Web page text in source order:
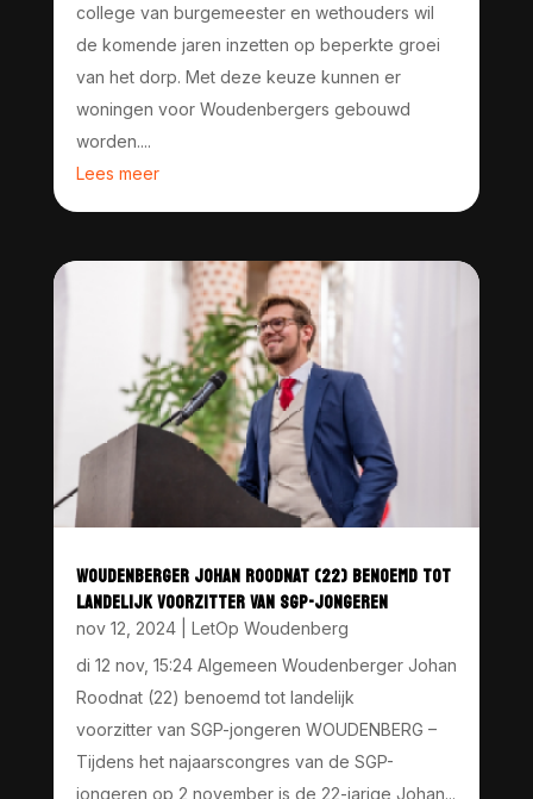
college van burgemeester en wethouders wil
de komende jaren inzetten op beperkte groei
van het dorp. Met deze keuze kunnen er
woningen voor Woudenbergers gebouwd
worden....
Lees meer
WOUDENBERGER JOHAN ROODNAT (22) BENOEMD TOT
LANDELIJK VOORZITTER VAN SGP-JONGEREN
nov 12, 2024| LetOp Woudenberg
di 12 nov, 15:24 Algemeen Woudenberger Johan
Roodnat (22) benoemd tot landelijk
voorzitter van SGP-jongeren WOUDENBERG –
Tijdens het najaarscongres van de SGP-
jongeren op 2 november is de 22-jarige Johan...